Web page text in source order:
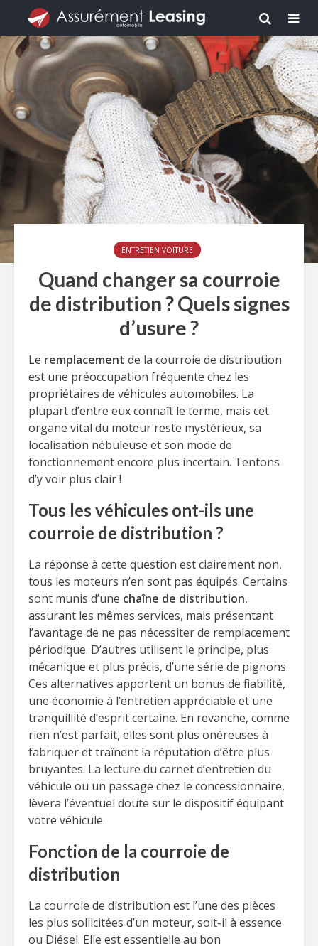
ENTRETIEN VOITURE
Quand changer sa courroie
de distribution ? Quels signes
d’usure ?
Le remplacement de la courroie de distribution
est une préoccupation fréquente chez les
propriétaires de véhicules automobiles. La
plupart d’entre eux connaît le terme, mais cet
organe vital du moteur reste mystérieux, sa
localisation nébuleuse et son mode de
fonctionnement encore plus incertain. Tentons
d’y voir plus clair !
Tous les véhicules ont-ils une
courroie de distribution ?
La réponse à cette question est clairement non,
tous les moteurs n’en sont pas équipés. Certains
sont munis d’une chaîne de distribution,
assurant les mêmes services, mais présentant
l’avantage de ne pas nécessiter de remplacement
périodique. D’autres utilisent le principe, plus
mécanique et plus précis, d’une série de pignons.
Ces alternatives apportent un bonus de fiabilité,
une économie à l’entretien appréciable et une
tranquillité d’esprit certaine. En revanche, comme
rien n’est parfait, elles sont plus onéreuses à
fabriquer et traînent la réputation d’être plus
bruyantes. La lecture du carnet d’entretien du
véhicule ou un passage chez le concessionnaire,
lèvera l’éventuel doute sur le dispositif équipant
votre véhicule.
Fonction de la courroie de
distribution
La courroie de distribution est l’une des pièces
les plus sollicitées d’un moteur, soit-il à essence
ou Diésel. Elle est essentielle au bon